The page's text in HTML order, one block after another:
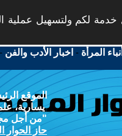
خدمة لكم ولتسهيل عملية
المرأة - اخبار الأدب والفن
الموقع
يسارية،
"من أجل
حاز الحوار